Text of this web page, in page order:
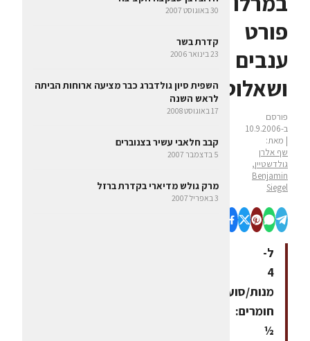
פורט
ענבים
ושאלוט
פורסם
ב-10.9.2006
| מאת:
שף אלרן
גולדשטיין,
Benjamin
Siegel
ל-
4
מנות/סועדים
חומרים:
½
30 באוגוסט 2007
קדרת בשר
23 בינואר 2006
השפית סיון גולדברג כבר מציעה ארוחות הביתה
לראש השנה
17 באוגוסט 2008
קבב חלאבי עשיר בצנוברים
5 בדצמבר 2007
מרק גולש מדיארי בקדרת ברזל
3 באפריל 2007